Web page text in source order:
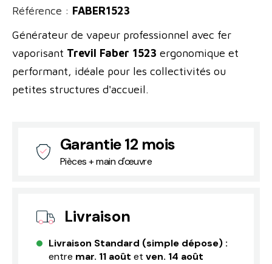
Référence : FABER1523
Générateur de vapeur professionnel avec fer
vaporisant Trevil Faber 1523 ergonomique et
performant, idéale pour les collectivités ou
petites structures d'accueil.
Garantie 12 mois
Pièces + main d'œuvre
Livraison
Livraison Standard (simple dépose) :
entre mar. 11 août et ven. 14 août